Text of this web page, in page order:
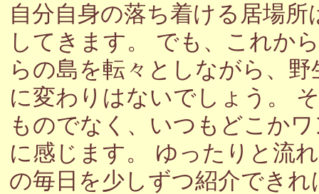
自分自身の落ち着ける居場
してきます。 でも、これか
らの島を転々としながら、
に変わりはないでしょう。
ものでなく、いつもどこか
に感じます。 ゆったりと流
の毎日を少しずつ紹介でき